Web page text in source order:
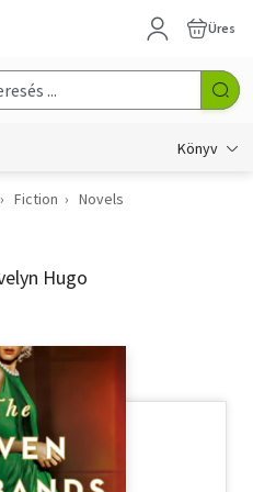
Üres
Könyv
Fiction
Novels
Hugo